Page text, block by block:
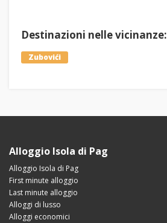
Destinazioni nelle vicinanze:
Zubovići
Alloggio Isola di Pag
Alloggio Isola di Pag
First minute alloggio
Last minute alloggio
Alloggi di lusso
Alloggi economici